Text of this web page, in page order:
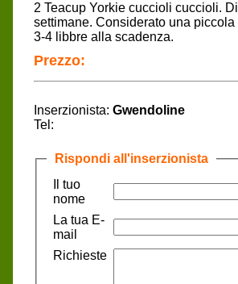
2 Teacup Yorkie cuccioli cuccioli.
settimane. Considerato una
3-4 libbre alla scadenza.
Prezzo:
Inserzionista: Gwendoline
Tel:
Rispondi all'inserzionista
Il tuo
nome
La tua E-
mail
Richieste